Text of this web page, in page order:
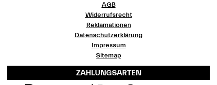
AGB
Widerrufsrecht
Reklamationen
Datenschutzerklärung
Impressum
Sitemap
ZAHLUNGSARTEN